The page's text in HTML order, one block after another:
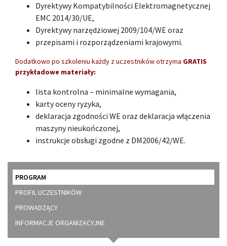
Dyrektywy Kompatybilności Elektromagnetycznej
EMC 2014/30/UE,
Dyrektywy narzędziowej 2009/104/WE oraz
przepisami i rozporządzeniami krajowymi.
Dodatkowo po szkoleniu każdy z uczestników otrzyma GRATIS
przykładowe materiały:
lista kontrolna – minimalne wymagania,
karty oceny ryzyka,
deklaracja zgodności WE oraz deklaracja włączenia
maszyny nieukończonej,
instrukcje obsługi zgodne z DM2006/42/WE.
PROGRAM
PROFIL UCZESTNIKÓW
PROWADZĄCY
INFORMACJE ORGANIZACYJNE